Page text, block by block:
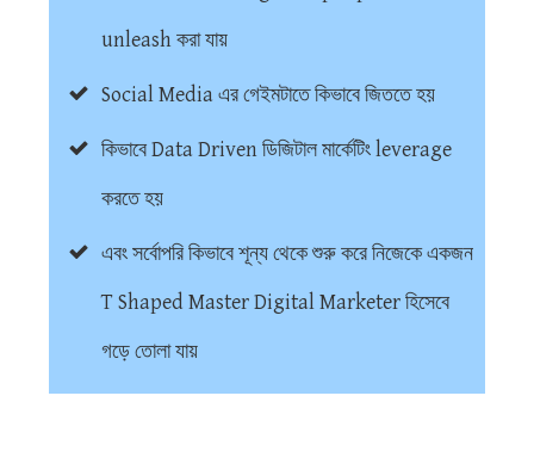
unleash করা যায়
Social Media এর গেইমটাতে কিভাবে জিততে হয়
কিভাবে Data Driven ডিজিটাল মার্কেটিং leverage
করতে হয়
এবং সর্বোপরি কিভাবে শূন্য থেকে শুরু করে নিজেকে একজন
T Shaped Master Digital Marketer হিসেবে
গড়ে তোলা যায়